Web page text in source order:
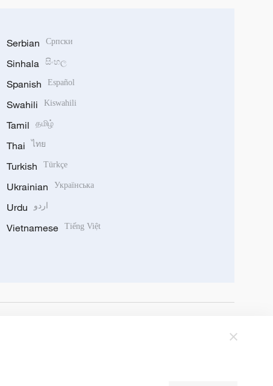
Serbian Српски
Sinhala සිංහල
Spanish Español
Swahili Kiswahili
Tamil தமிழ்
Thai ไทย
Turkish Türkçe
Ukrainian Українська
Urdu اردو
Vietnamese Tiếng Việt